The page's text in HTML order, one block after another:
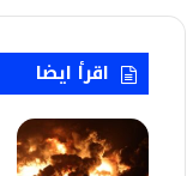
اقرأ ايضا